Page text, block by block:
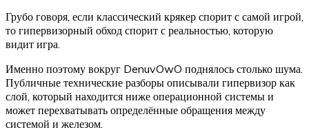
Грубо говоря, если классический крякер спорит с самой игрой,
то гипервизорный обход спорит с реальностью, которую
видит игра.
Именно поэтому вокруг DenuvOwO поднялось столько шума.
Публичные технические разборы описывали гипервизор как
слой, который находится ниже операционной системы и
может перехватывать определённые обращения между
системой и железом.